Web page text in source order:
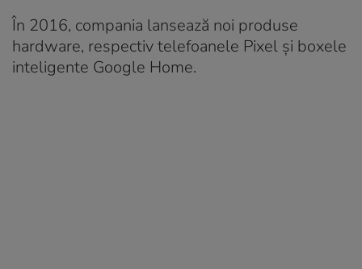
În 2016, compania lansează noi produse
hardware, respectiv telefoanele Pixel și boxele
inteligente Google Home.